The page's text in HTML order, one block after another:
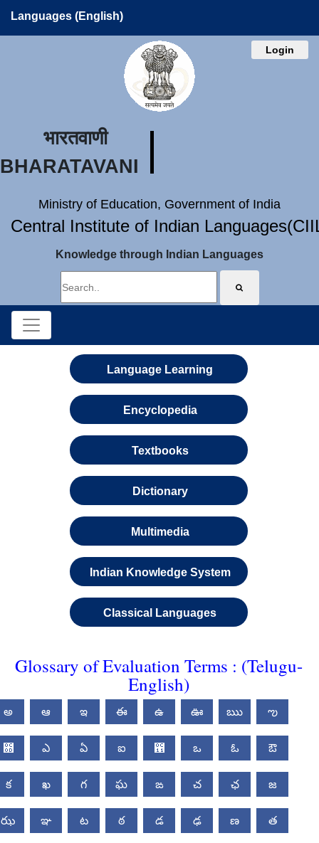
Languages (English)
Login
भारतवाणी
BHARATAVANI
Ministry of Education, Government of India
Central Institute of Indian
Knowledge through Indian Languages
Language Learning
Encyclopedia
Textbooks
Dictionary
Multimedia
Indian Knowledge System
Classical Languages
Glossary of Evaluation Terms : (Telugu-
English)
అ ఆ ఇ ఈ ఉ ఊ ఋ ఌ
఍ ఎ ఏ ఐ ఑ ఒ ఓ ఔ
క ఖ గ ఘ ఙ చ ఛ జ
ఝ ఞ ట ఠ డ ఢ ణ త